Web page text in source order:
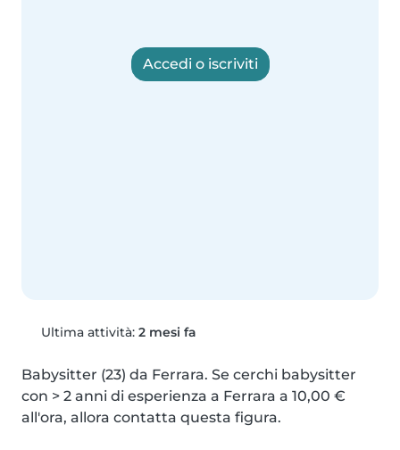
Accedi o iscriviti
Ultima attività: 2 mesi fa
Babysitter (23) da Ferrara. Se cerchi babysitter
con > 2 anni di esperienza a Ferrara a 10,00 €
all'ora, allora contatta questa figura.